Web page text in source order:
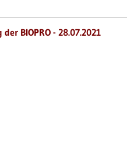
BIOPRO - 28.07.2021